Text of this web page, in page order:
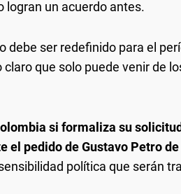
logran un acuerdo antes.
debe ser redefinido para el
que solo puede venir de
si formaliza su
el pedido de Gustavo Petro
política que serán